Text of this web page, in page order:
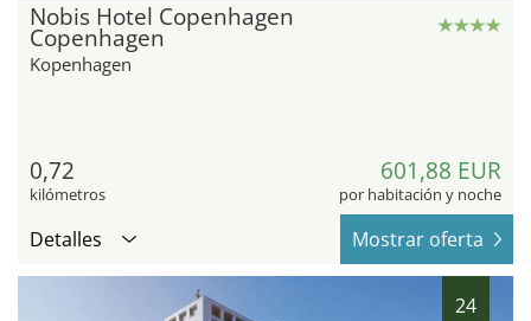
Nobis Hotel Copenhagen
Copenhagen
Kopenhagen
0,72
kilómetros
601,88 EUR
por habitación y noche
Detalles Mostrar oferta
24